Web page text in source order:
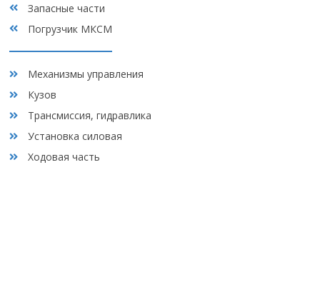
Запасные части
Погрузчик МКСМ
Механизмы управления
Кузов
Трансмиссия, гидравлика
Установка силовая
Ходовая часть